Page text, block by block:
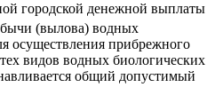
городской денежной выплаты
(вылова) водных
осуществления прибрежного
видов водных биологических
общий допустимый